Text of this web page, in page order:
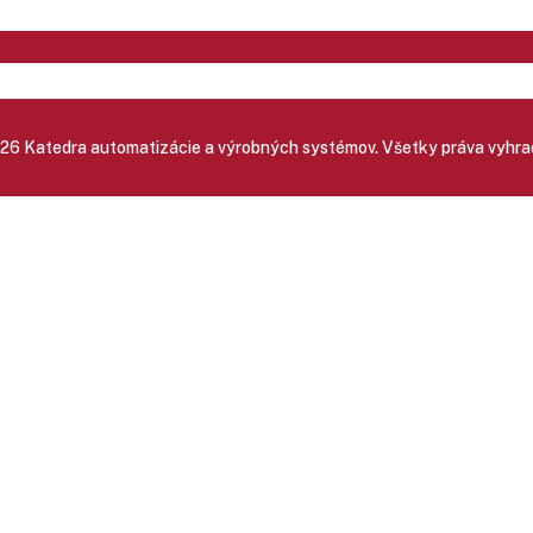
Katedra automatizácie a výrobných systémov. Všetky práva